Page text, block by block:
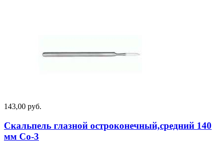
143,00 руб.
Скальпель глазной остроконечный,средний 140
мм Со-3